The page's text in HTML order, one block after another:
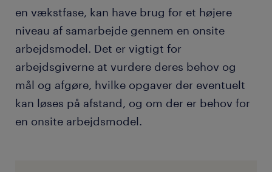
en vækstfase, kan have brug for et højere
niveau af samarbejde gennem en onsite
arbejdsmodel. Det er vigtigt for
arbejdsgiverne at vurdere deres behov og
mål og afgøre, hvilke opgaver der eventuelt
kan løses på afstand, og om der er behov for
en onsite arbejdsmodel.